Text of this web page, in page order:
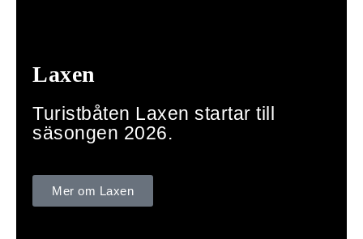
Laxen
Turistbåten Laxen startar till
säsongen 2026.
Mer om Laxen